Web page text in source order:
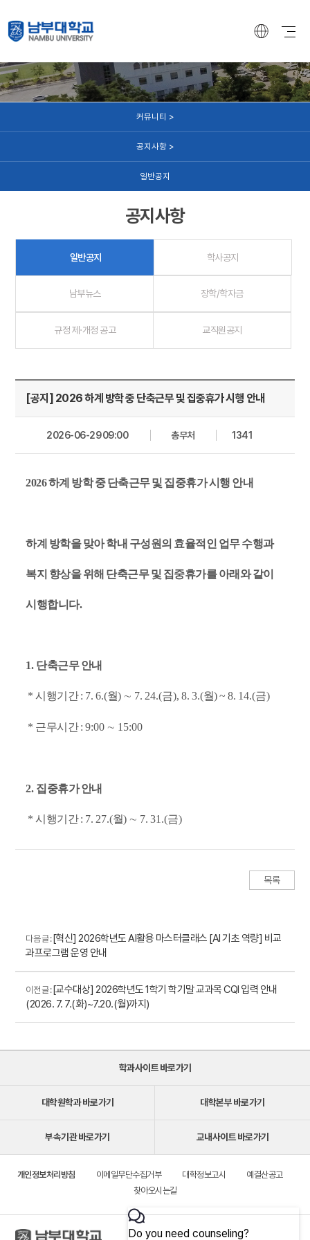
커뮤니티 >
공지사항 >
일반공지
공지사항
일반공지 학사공지
남부뉴스 장학/학자금
규정 제·개정 공고 교직원공지
[공지] 2026 하계 방학 중 단축근무 및 집중휴가 시행 안내
2026-06-29 09:00 총무처 1341
2026하계 방학 중 단축근무 및 집중휴가 시행 안내
하계 방학을 맞아 학내 구성원의 효율적인 업무 수행과
복지 향상을 위해 단축근무 및 집중휴가를 아래와 같이
시행합니다.
1. 단축근무 안내
*시행기간: 7. 6.(월) ∼ 7. 24.(금), 8. 3.(월) ~ 8. 14.(금)
* 근무시간: 9:00 ∼ 15:00
2. 집중휴가 안내
*시행기간: 7. 27.(월) ∼ 7. 31.(금)
목록
다음 글 :[혁신] 2026학년도 AI활용 마스터클래스 [AI 기초 역량] 비교
과프로그램 운영 안내
이전 글 :[교수대상] 2026학년도 1학기 학기말 교과목 CQI 입력 안내
(2026. 7. 7.(화)~7.20.(월)까지)
학과사이트 바로가기
대학원학과 바로가기 대학본부 바로가기
부속기관 바로가기 교내사이트 바로가기
개인정보처리방침 이메일무단수집거부 대학정보고시
예결산공고
찾아오시는길